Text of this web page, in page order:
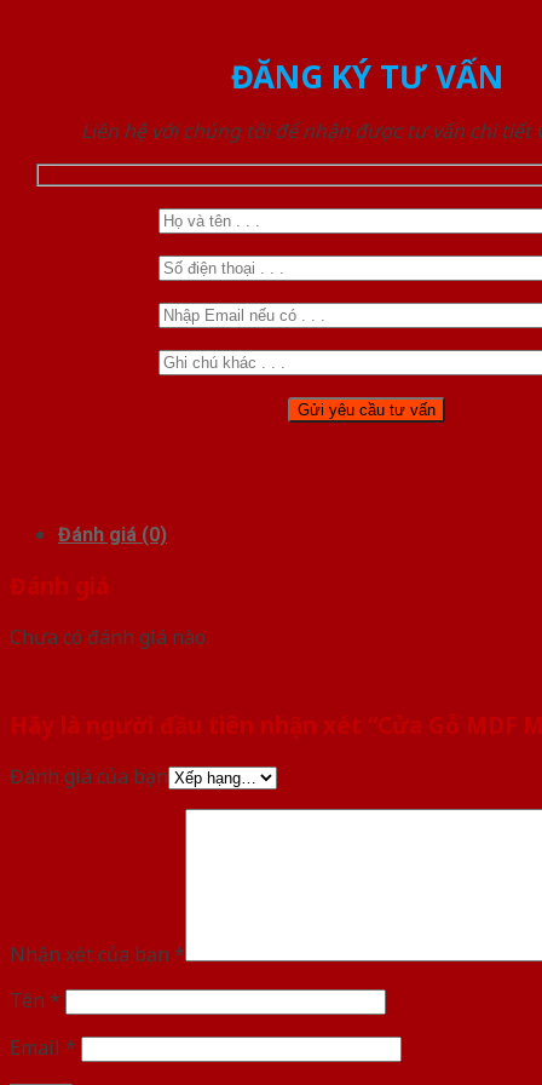
ĐĂNG KÝ TƯ VẤN
Liên hệ với chúng tôi để nhận được tư vấn chi tiết
Đánh giá (0)
Đánh giá
Chưa có đánh giá nào.
Hãy là người đầu tiên nhận xét “Cửa Gỗ MDF
Đánh giá của bạn
Nhận xét của bạn *
Tên *
Email *